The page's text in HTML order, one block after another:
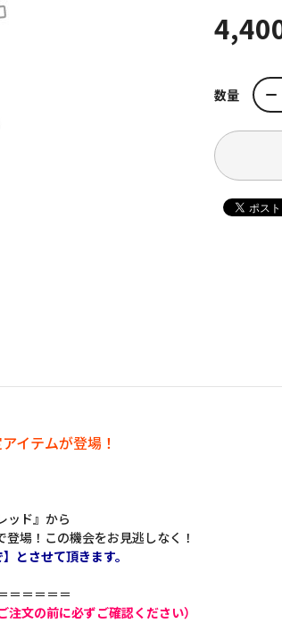
数量
イテムが登場！
ッド』から
場！この機会をお見逃しなく！
とさせて頂きます。
＝＝＝＝＝
文の前に必ずご確認ください）